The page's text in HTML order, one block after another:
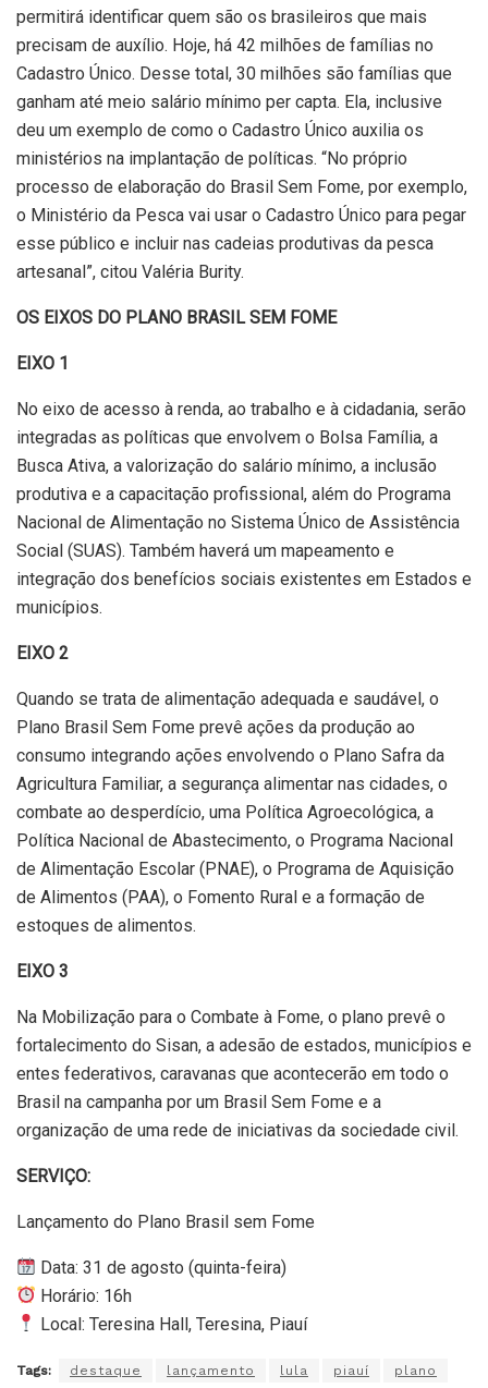
permitirá identificar quem são os brasileiros que mais
precisam de auxílio. Hoje, há 42 milhões de famílias no
Cadastro Único. Desse total, 30 milhões são famílias que
ganham até meio salário mínimo per capta. Ela, inclusive
deu um exemplo de como o Cadastro Único auxilia os
ministérios na implantação de políticas. “No próprio
processo de elaboração do Brasil Sem Fome, por exemplo,
o Ministério da Pesca vai usar o Cadastro Único para pegar
esse público e incluir nas cadeias produtivas da pesca
artesanal”, citou Valéria Burity.
OS EIXOS DO PLANO BRASIL SEM FOME
EIXO 1
No eixo de acesso à renda, ao trabalho e à cidadania, serão
integradas as políticas que envolvem o Bolsa Família, a
Busca Ativa, a valorização do salário mínimo, a inclusão
produtiva e a capacitação profissional, além do Programa
Nacional de Alimentação no Sistema Único de Assistência
Social (SUAS). Também haverá um mapeamento e
integração dos benefícios sociais existentes em Estados e
municípios.
EIXO 2
Quando se trata de alimentação adequada e saudável, o
Plano Brasil Sem Fome prevê ações da produção ao
consumo integrando ações envolvendo o Plano Safra da
Agricultura Familiar, a segurança alimentar nas cidades, o
combate ao desperdício, uma Política Agroecológica, a
Política Nacional de Abastecimento, o Programa Nacional
de Alimentação Escolar (PNAE), o Programa de Aquisição
de Alimentos (PAA), o Fomento Rural e a formação de
estoques de alimentos.
EIXO 3
Na Mobilização para o Combate à Fome, o plano prevê o
fortalecimento do Sisan, a adesão de estados, municípios e
entes federativos, caravanas que acontecerão em todo o
Brasil na campanha por um Brasil Sem Fome e a
organização de uma rede de iniciativas da sociedade civil.
SERVIÇO:
Lançamento do Plano Brasil sem Fome
Data: 31 de agosto (quinta-feira)
Horário: 16h
Local: Teresina Hall, Teresina, Piauí
Tags: destaque lançamento lula piauí plano